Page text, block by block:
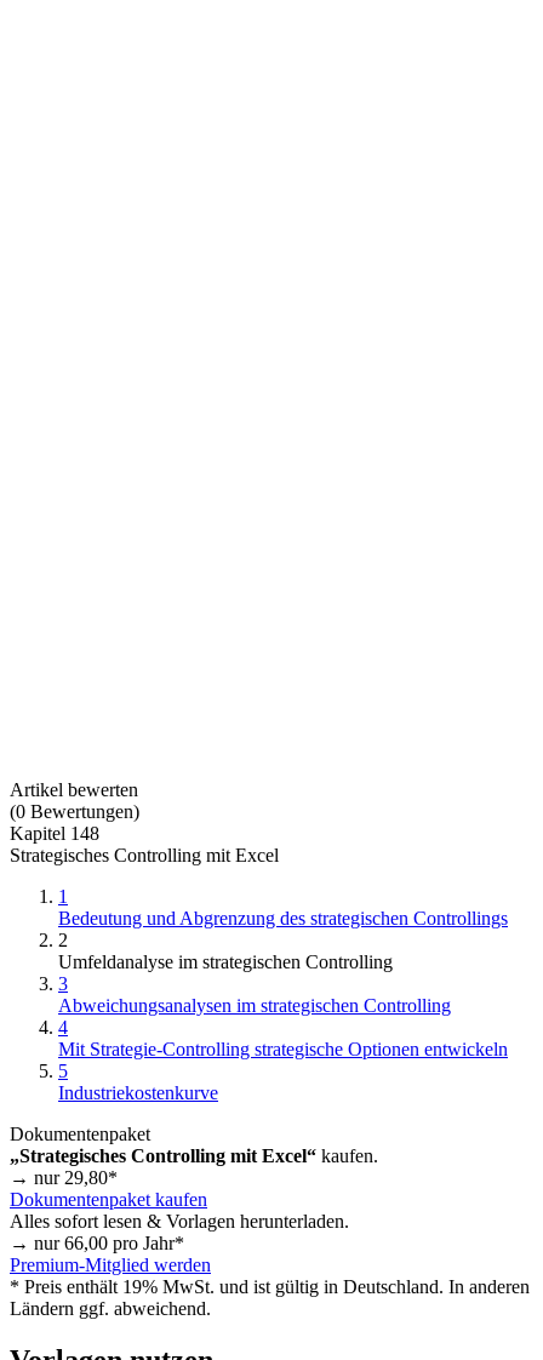
Artikel bewerten
(0 Bewertungen)
Kapitel 148
Strategisches Controlling mit Excel
1
Bedeutung und Abgrenzung des strategischen Controllings
2
Umfeldanalyse im strategischen Controlling
3
Abweichungsanalysen im strategischen Controlling
4
Mit Strategie-Controlling strategische Optionen entwickeln
5
Industriekostenkurve
Dokumentenpaket
„Strategisches Controlling mit Excel“ kaufen.
→ nur 29,80*
Dokumentenpaket kaufen
Alles sofort lesen & Vorlagen herunterladen.
→ nur66,00 pro Jahr*
Premium-Mitglied werden
* Preis enthält 19% MwSt. und ist gültig in Deutschland. In anderen
Ländern ggf. abweichend.